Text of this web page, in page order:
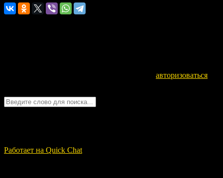
авторизоваться
Работает на Quick Chat